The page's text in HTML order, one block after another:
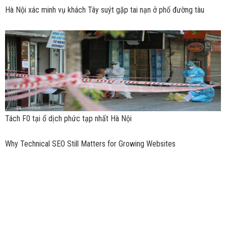
Hà Nội xác minh vụ khách Tây suýt gặp tai nạn ở phố đường tàu
Tách F0 tại ổ dịch phức tạp nhất Hà Nội
Why Technical SEO Still Matters for Growing Websites